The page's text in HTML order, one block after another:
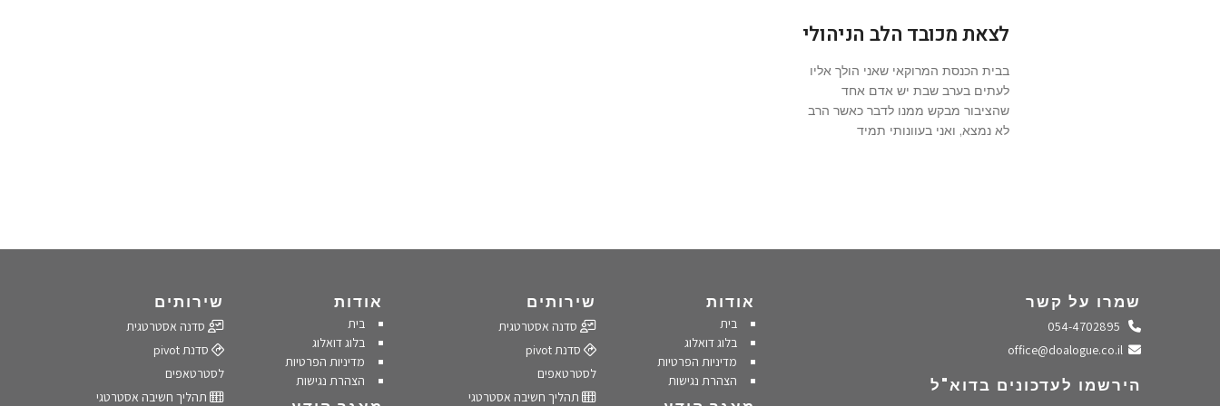
לצאת מכובד הלב הניהולי
בבית הכנסת המרוקאי שאני הולך אליו
לעתים בערב שבת יש אדם אחד
שהציבור מבקש ממנו לדבר כאשר הרב
לא נמצא, ואני בעוונותי תמיד
שמרו על קשר
התקשרו אלינו
שלחו מייל
הירשמו לעדכונים בדוא"ל
אודות
בית
בלוג דואלוג
מדיניות הפרטיות
הצהרת נגישות
שירותים
סדנה אסטרטגית
סדנת pivot
לסטרטאפים
תהליך חשיבה אסטרטגי
אודות
בית
בלוג דואלוג
מדיניות הפרטיות
הצהרת נגישות
שירותים
סדנה אסטרטגית
סדנת pivot
לסטרטאפים
תהליך חשיבה אסטרטגי